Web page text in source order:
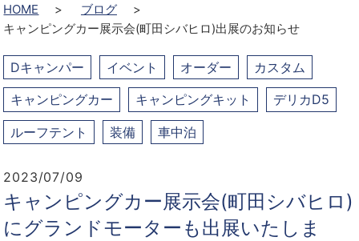
HOME
ブログ
キャンピングカー展示会(町田シバヒロ)出展のお知らせ
Dキャンパー イベント オーダー カスタム
キャンピングカー キャンピングキット デリカD5
ルーフテント 装備 車中泊
2023/07/09
キャンピングカー展示会(町田シバヒロ)
にグランドモーターも出展いたしま